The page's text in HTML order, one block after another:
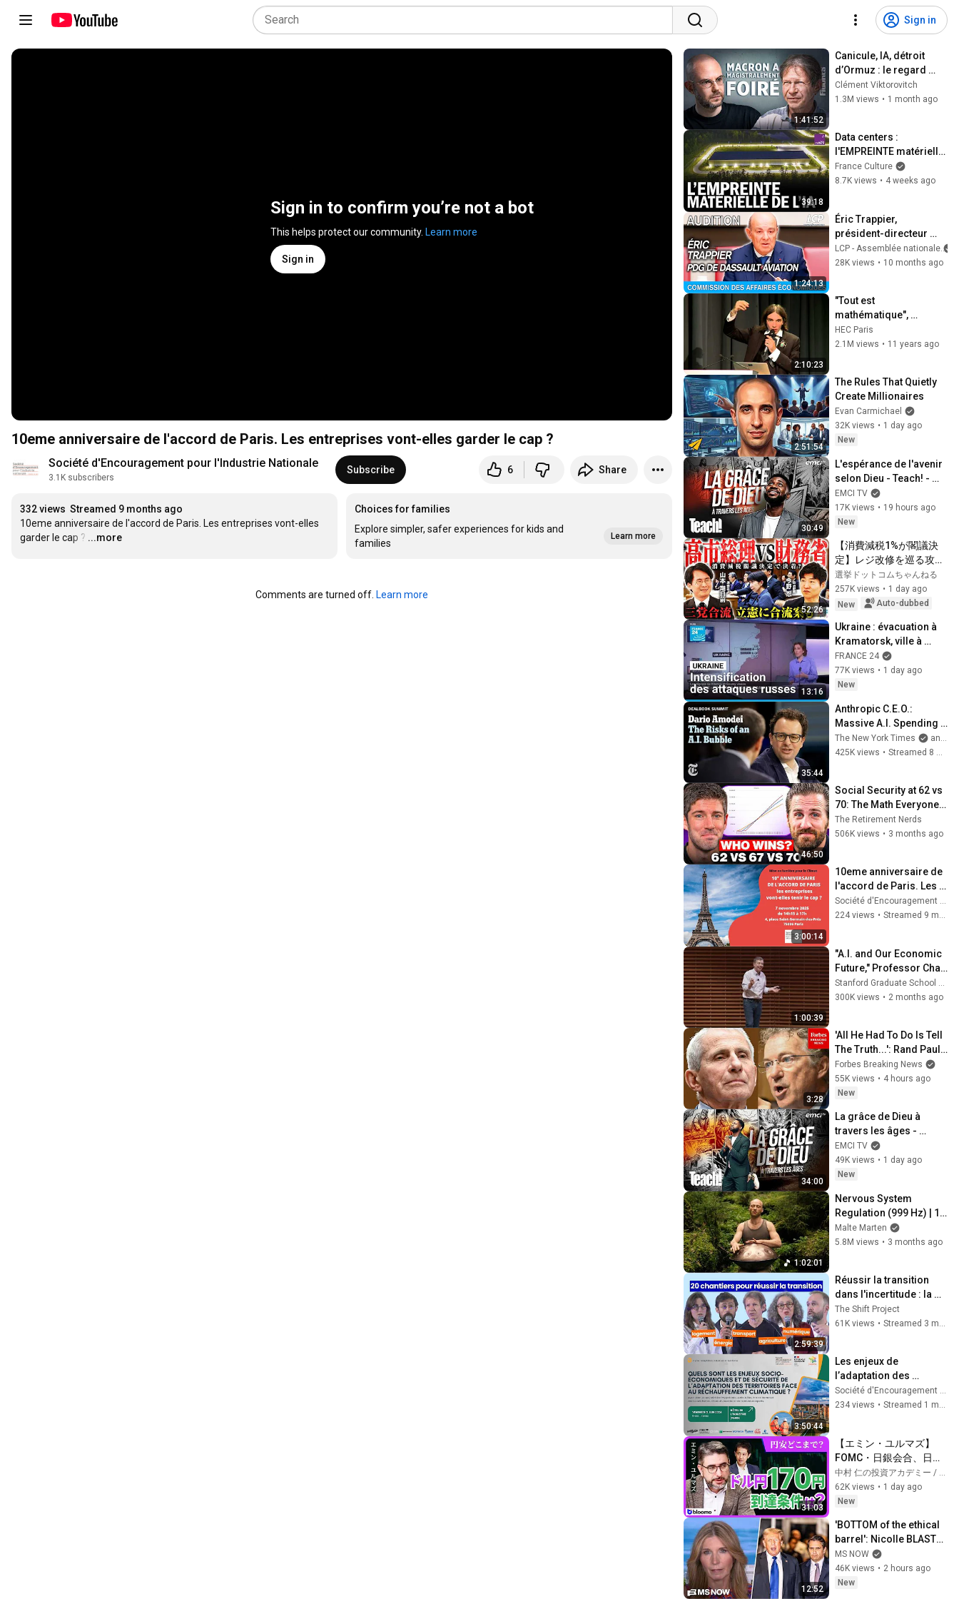
Sign in
Sign in to confirm you’re not a bot
This helps protect our community. Learn more
Sign in
10eme anniversaire de l'accord de Paris. Les entreprises vont-elles garder le cap ?
Société d'Encouragement pour l'Industrie Nationale
3.1K subscribers
Subscribe 6 Share
332 views Streamed 9 months ago
10eme anniversaire de l'accord de Paris. Les entreprises vont-elles
garder le cap ? …
...more
Choices for families
Explore simpler, safer experiences for kids and
families
Learn more
Comments are turned off. Learn more
1:41:52
Canicule, IA, détroit
d’Ormuz : le regard
amer de Jean-Marc
Jancovici - FIGURES
Clément Viktorovitch
1.3M views • 1 month ago
39:18
Data centers :
l'EMPREINTE matérielle
de l’IA
France Culture
8.7K views • 4 weeks ago
1:24:13
Éric Trappier,
président-directeur
général de Dassault
Aviation est auditionné
LCP - Assemblée nationale
28K views • 10 months ago
2:10:23
"Tout est
mathématique",
conférence Honoris
Causa de Cédric Villani
HEC Paris
2.1M views • 11 years ago
2:51:54
The Rules That Quietly
Create Millionaires
Evan Carmichael
32K views • 1 day ago
New
30:49
L'espérance de l'avenir
selon Dieu - Teach! -
Athoms Mbuma
EMCI TV
17K views • 19 hours ago
New
52:26
【消費減税1%が閣議決
定】レジ改修を巡る攻防
と自民党内の激しい葛藤
／中道・立憲・公明の3
党合流構想に浮上した
【今野忍×山本期日前】
｜選挙ドットコム
選挙ドットコムちゃんねる
257K views • 1 day ago
New
Auto-dubbed
13:16
Ukraine : évacuation à
Kramatorsk, ville à
18km de la ligne de
contact avec la Russie
FRANCE 24
77K views • 1 day ago
New
35:44
Anthropic C.E.O.:
Massive A.I. Spending
Could Haunt Some
Companies
The New York Times
and New York Times Events
425K views •
46:50
Social Security at 62 vs
70: The Math Everyone
Gets Wrong
The Retirement Nerds
506K views • 3 months ago
3:00:14
10eme anniversaire de
l'accord de Paris. Les
entreprises vont-elles
garder le cap ?
Société d'Encouragement pour l'Industrie Nationale
224 views • Streamed 9 months ago
1:00:39
"A.I. and Our Economic
Future," Professor Chad
Jones
300K views • 2 months ago
3:28
'All He Had To Do Is Tell
The Truth...': Rand Paul
Excoriates Dr. Fauci For
Pleading The Fifth
Forbes Breaking News
55K views • 4 hours ago
New
34:00
La grâce de Dieu à
travers les âges -
Teach! - Athoms Mbuma
EMCI TV
49K views • 1 day ago
New
1:02:01
Nervous System
Regulation (999 Hz) | 1
hour handpan music |
Malte Marten
Malte Marten
5.8M views • 3 months ago
2:59:39
Réussir la transition
dans l'incertitude : la
méthode Shift en 20
chantiers
The Shift Project
61K views • Streamed 3 months ago
3:50:44
Les enjeux de
l’adaptation des
territoires face au
réchauffement
Société d'Encouragement pour l'Industrie Nationale
234 views • Streamed 1 month ago
31:03
【エミン・ユルマズ】
FOMC・日銀会合、日米
金融政策の行方は?ドル
円170円の条件と金利上
昇局面の投資戦略
62K views • 1 day ago
New
12:52
'BOTTOM of the ethical
barrel': Nicolle BLASTS
Todd Blanche & GOP for
BETRAYING the nation
for Trump
MS NOW
46K views • 2 hours ago
New